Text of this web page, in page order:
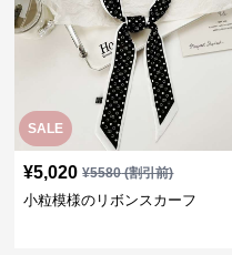
SALE
¥5,020 ¥5580(割引前)
小粒模様のリボンスカーフ